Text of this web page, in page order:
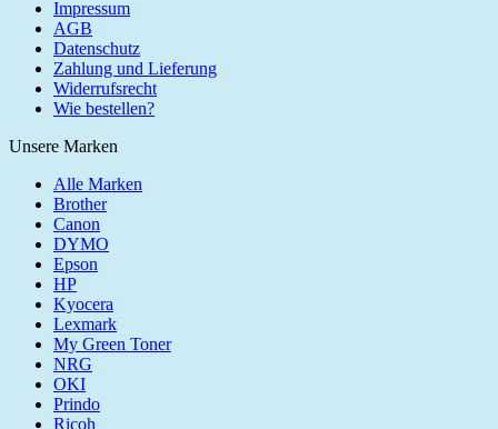
Impressum
AGB
Datenschutz
Zahlung und Lieferung
Widerrufsrecht
Wie bestellen?
Unsere Marken
Alle Marken
Brother
Canon
DYMO
Epson
HP
Kyocera
Lexmark
My Green Toner
NRG
OKI
Prindo
Ricoh